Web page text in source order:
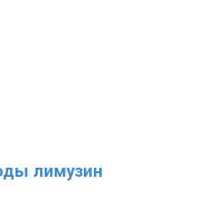
лимузин